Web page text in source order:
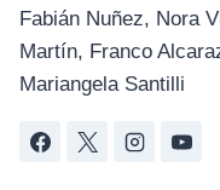
Fabián Nuñez, Nora
Martín, Franco
Mariangela Santilli